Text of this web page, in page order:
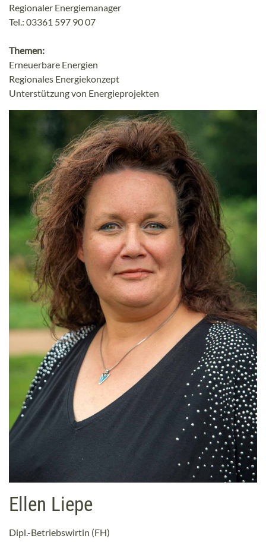
Regionaler Energiemanager
Tel.: 03361 597 90 07
Themen:
Erneuerbare Energien
Regionales Energiekonzept
Unterstützung von Energieprojekten
Ellen Liepe
Dipl.-Betriebswirtin (FH)